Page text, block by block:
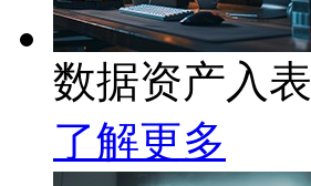
数据资产入表
了解更多